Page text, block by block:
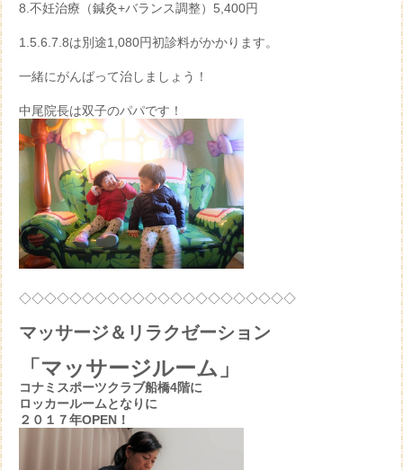
8.不妊治療（鍼灸+バランス調整）5,400円
1.5.6.7.8は別途1,080円初診料がかかります。
一緒にがんばって治しましょう！
中尾院長は双子のパパです！
◇◇◇◇◇◇◇◇◇◇◇◇◇◇◇◇◇◇◇◇◇◇
マッサージ＆リラクゼーション
「マッサージルーム」
コナミスポーツクラブ船橋4階に
ロッカールームとなりに
２０１７年OPEN！